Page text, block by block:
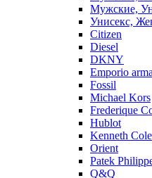
Мужские,
Унисекс,
Citizen
Diesel
DKNY
Emporio
Fossil
Michael Kors
Frederique
Hublot
Kenneth Cole
Orient
Patek
Q&Q